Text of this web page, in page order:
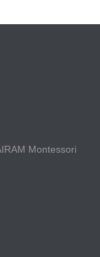
Montessori